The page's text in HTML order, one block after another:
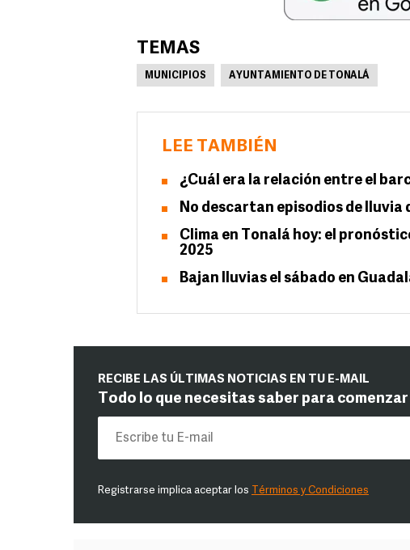
TEMAS
MUNICIPIOS AYUNTAMIENTO DE TONALÁ
LEE TAMBIÉN
¿Cuál era la relación entre el
No descartan episodios de lluvia
Clima en Tonalá hoy: el
2025
Bajan lluvias el sábado en
RECIBE LAS ÚLTIMAS NOTICIAS EN TU E-MAIL
Todo lo que necesitas saber para
Registrarse implica aceptar los Términos y Condiciones